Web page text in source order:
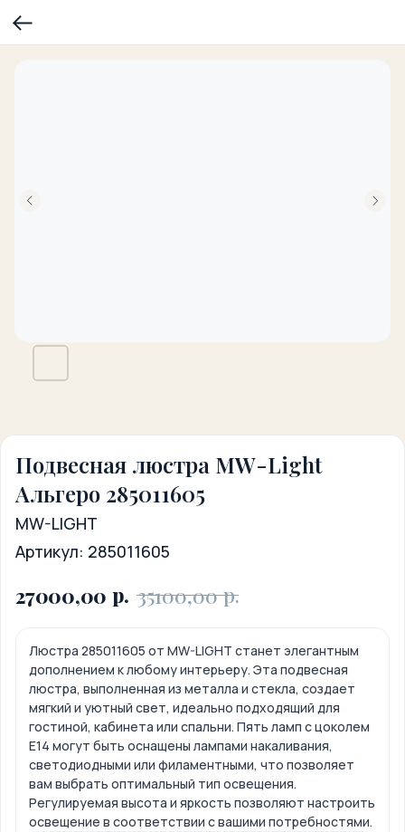
Подвесная люстра MW-Light
Альгеро 285011605
MW-LIGHT
Артикул: 285011605
27000,00 р. 35100,00 р.
Люстра 285011605 от MW-LIGHT станет элегантным
дополнением к любому интерьеру. Эта подвесная
люстра, выполненная из металла и стекла, создает
мягкий и уютный свет, идеально подходящий для
гостиной, кабинета или спальни. Пять ламп с цоколем
Е14 могут быть оснащены лампами накаливания,
светодиодными или филаментными, что позволяет
вам выбрать оптимальный тип освещения.
Регулируемая высота и яркость позволяют настроить
освещение в соответствии с вашими потребностями.